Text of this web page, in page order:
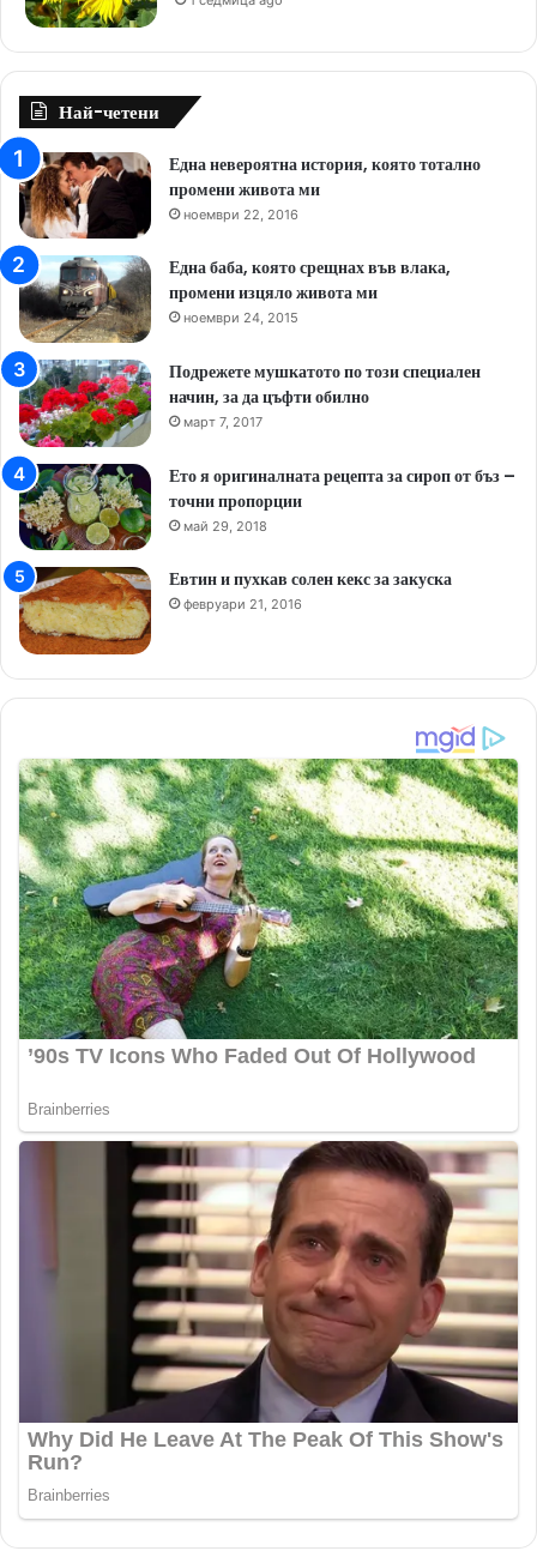
Най-четени
Една невероятна история, която тотално
промени живота ми
ноември 22, 2016
Една баба, която срещнах във влака,
промени изцяло живота ми
ноември 24, 2015
Подрежете мушкатото по този специален
начин, за да цъфти обилно
март 7, 2017
Ето я оригиналната рецепта за сироп от бъз –
точни пропорции
май 29, 2018
Евтин и пухкав солен кекс за закуска
февруари 21, 2016